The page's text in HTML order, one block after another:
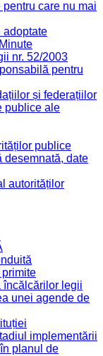
care nu mai
adoptate
nr. 52/2003
pentru
și federațiilor
publice ale
publice
desemnată, date
autorităților
încălcărilor legii
unei agende de
implementării
planul de